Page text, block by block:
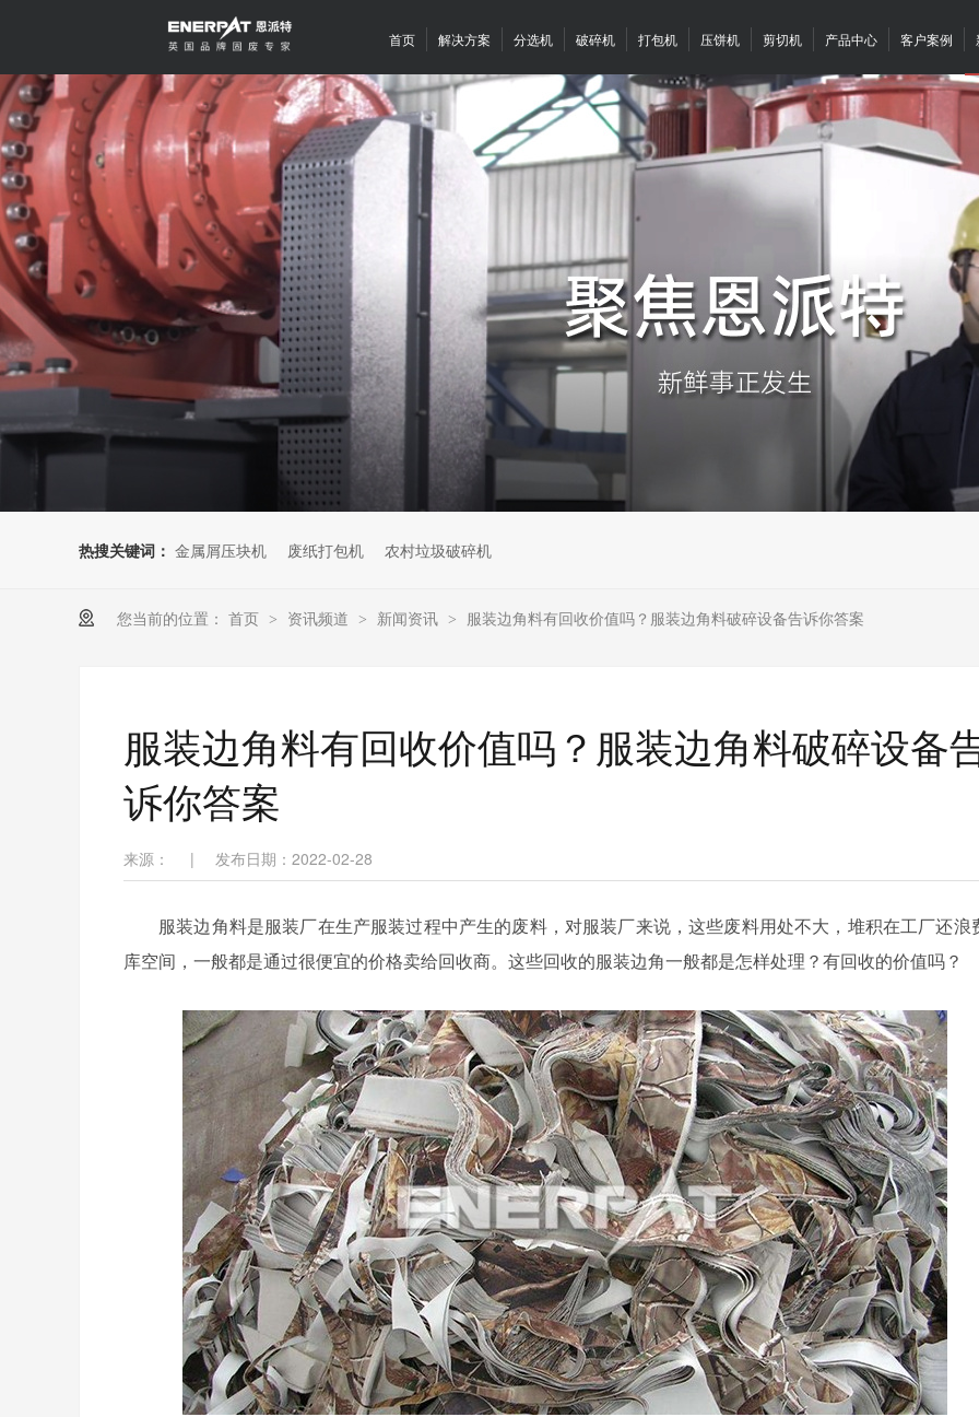
首页 解决方案 分选机 破碎机 打包机 压饼机 剪切机 产品中心 客户案例
热搜关键词： 金属屑压块机 废纸打包机 农村垃圾破碎机
您当前的位置： 首页 > 资讯频道 > 新闻资讯 > 服装边角料有回收价值吗？服装边角料破碎设备告诉你答案
服装边角料有回收价值吗？服装边角料破碎设备
诉你答案
来源： | 发布日期：2022-02-28
服装边角料是服装厂在生产服装过程中产生的废料，对服装厂来说，这些废料用处不大，堆积在工厂还浪
库空间，一般都是通过很便宜的价格卖给回收商。这些回收的服装边角一般都是怎样处理？有回收的价值吗？